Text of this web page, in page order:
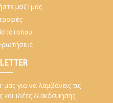
μαζί μας
για να λαμβάνεις τις
ιδέες διακόσμησης.